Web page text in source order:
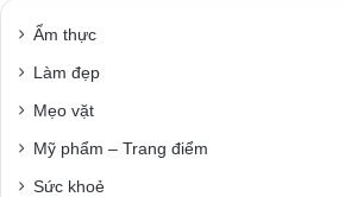
Ẩm thực
Làm đẹp
Mẹo vặt
Mỹ phẩm – Trang điểm
Sức khoẻ